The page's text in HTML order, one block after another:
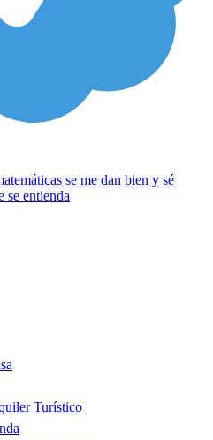
se me dan bien y sé
se entienda
Turístico